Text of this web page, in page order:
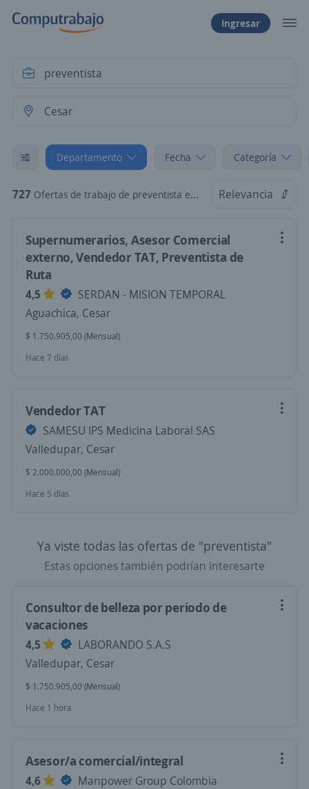
Ingresar
Departamento Fecha Categoría
727 Ofertas de trabajo de preventista en Cesar Relevancia
Supernumerarios, Asesor Comercial
externo, Vendedor TAT, Preventista de
Ruta
4,5
SERDAN - MISION TEMPORAL
Aguachica, Cesar
$ 1.750.905,00 (Mensual)
Hace 7 días
Vendedor TAT
SAMESU IPS Medicina Laboral SAS
Valledupar, Cesar
$ 2.000.000,00 (Mensual)
Hace 5 días
Ya viste todas las ofertas de "preventista"
Estas opciones también podrían interesarte
Consultor de belleza por periodo de
vacaciones
4,5
LABORANDO S.A.S
Valledupar, Cesar
$ 1.750.905,00 (Mensual)
Hace 1 hora
Asesor/a comercial/integral
4,6
Manpower Group Colombia